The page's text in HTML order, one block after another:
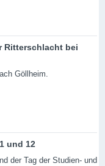
Ritterschlacht bei
Göllheim.
und 12
der Tag der Studien- und